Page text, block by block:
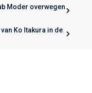
Moder overwegen
Ko Itakura in de